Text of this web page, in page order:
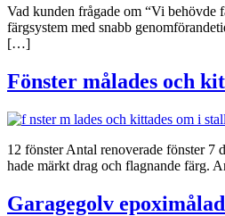
Vad kunden frågade om “Vi behövde
färgsystem med snabb
[…]
Fönster målades och
12 fönster Antal renoverade fönster 7
hade märkt drag och flagnande färg.
Garagegolv